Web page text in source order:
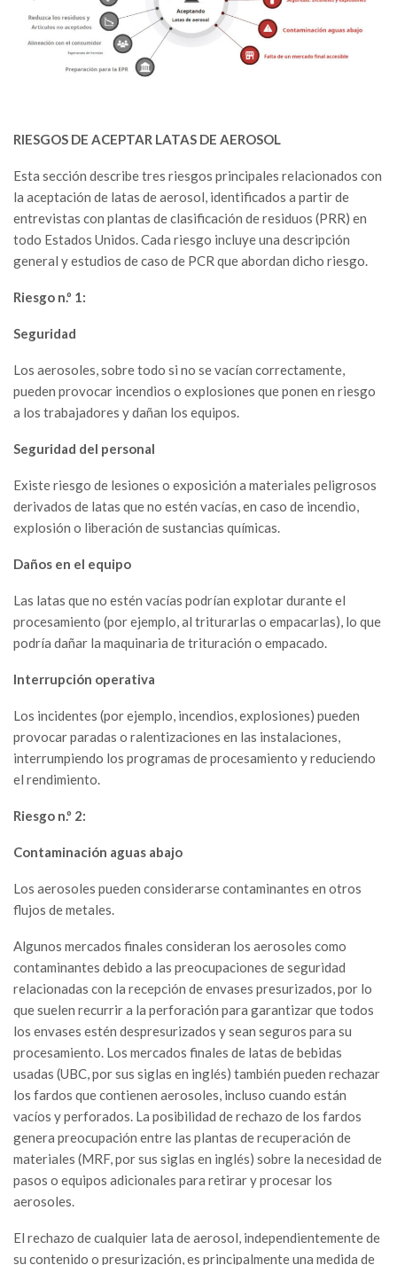
RIESGOS DE ACEPTAR LATAS DE AEROSOL
Esta sección describe tres riesgos principales relacionados con
la aceptación de latas de aerosol, identificados a partir de
entrevistas con plantas de clasificación de residuos (PRR) en
todo Estados Unidos. Cada riesgo incluye una descripción
general y estudios de caso de PCR que abordan dicho riesgo.
Riesgo n.º 1:
Seguridad
Los aerosoles, sobre todo si no se vacían correctamente,
pueden provocar incendios o explosiones que ponen en riesgo
a los trabajadores y dañan los equipos.
Seguridad del personal
Existe riesgo de lesiones o exposición a materiales peligrosos
derivados de latas que no estén vacías, en caso de incendio,
explosión o liberación de sustancias químicas.
Daños en el equipo
Las latas que no estén vacías podrían explotar durante el
procesamiento (por ejemplo, al triturarlas o empacarlas), lo que
podría dañar la maquinaria de trituración o empacado.
Interrupción operativa
Los incidentes (por ejemplo, incendios, explosiones) pueden
provocar paradas o ralentizaciones en las instalaciones,
interrumpiendo los programas de procesamiento y reduciendo
el rendimiento.
Riesgo n.º 2:
Contaminación aguas abajo
Los aerosoles pueden considerarse contaminantes en otros
flujos de metales.
Algunos mercados finales consideran los aerosoles como
contaminantes debido a las preocupaciones de seguridad
relacionadas con la recepción de envases presurizados, por lo
que suelen recurrir a la perforación para garantizar que todos
los envases estén despresurizados y sean seguros para su
procesamiento. Los mercados finales de latas de bebidas
usadas (UBC, por sus siglas en inglés) también pueden rechazar
los fardos que contienen aerosoles, incluso cuando están
vacíos y perforados. La posibilidad de rechazo de los fardos
genera preocupación entre las plantas de recuperación de
materiales (MRF, por sus siglas en inglés) sobre la necesidad de
pasos o equipos adicionales para retirar y procesar los
aerosoles.
El rechazo de cualquier lata de aerosol, independientemente de
su contenido o presurización, es principalmente una medida de